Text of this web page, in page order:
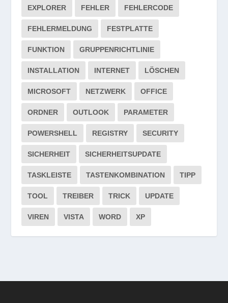
EXPLORER FEHLER FEHLERCODE
FEHLERMELDUNG FESTPLATTE
FUNKTION GRUPPENRICHTLINIE
INSTALLATION INTERNET LÖSCHEN
MICROSOFT NETZWERK OFFICE
ORDNER OUTLOOK PARAMETER
POWERSHELL REGISTRY SECURITY
SICHERHEIT SICHERHEITSUPDATE
TASKLEISTE TASTENKOMBINATION TIPP
TOOL TREIBER TRICK UPDATE
VIREN VISTA WORD XP